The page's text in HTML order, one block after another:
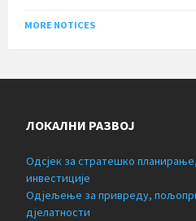
MORE NOTICES
ЛОКАЛНИ РАЗВОЈ
Одсјек за стратешко
инвестиције
Одјељење за привреду,
дјелатности